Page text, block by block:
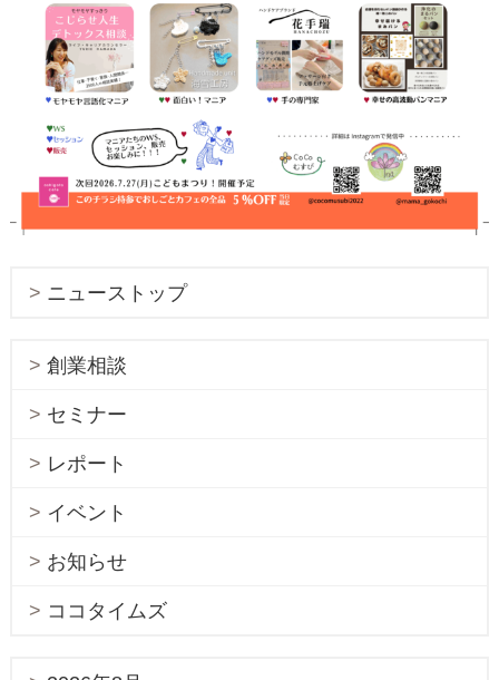
ニューストップ
創業相談
セミナー
レポート
イベント
お知らせ
ココタイムズ